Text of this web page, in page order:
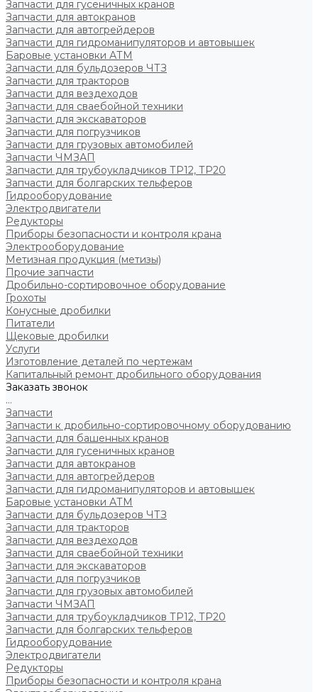
Запчасти для гусеничных кранов
Запчасти для автокранов
Запчасти для автогрейдеров
Запчасти для гидроманипуляторов и автовышек
Баровые установки АТМ
Запчасти для бульдозеров ЧТЗ
Запчасти для тракторов
Запчасти для вездеходов
Запчасти для сваебойной техники
Запчасти для экскаваторов
Запчасти для погрузчиков
Запчасти для грузовых автомобилей
Запчасти ЧМЗАП
Запчасти для трубоукладчиков ТР12, ТР20
Запчасти для болгарских тельферов
Гидрооборудование
Электродвигатели
Редукторы
Приборы безопасности и контроля крана
Электрооборудование
Метизная продукция (метизы)
Прочие запчасти
Дробильно-сортировочное оборудование
Грохоты
Конусные дробилки
Питатели
Щековые дробилки
Услуги
Изготовление деталей по чертежам
Капитальный ремонт дробильного оборудования
Заказать звонок
...
Запчасти
Запчасти к дробильно-сортировочному оборудованию
Запчасти для башенных кранов
Запчасти для гусеничных кранов
Запчасти для автокранов
Запчасти для автогрейдеров
Запчасти для гидроманипуляторов и автовышек
Баровые установки АТМ
Запчасти для бульдозеров ЧТЗ
Запчасти для тракторов
Запчасти для вездеходов
Запчасти для сваебойной техники
Запчасти для экскаваторов
Запчасти для погрузчиков
Запчасти для грузовых автомобилей
Запчасти ЧМЗАП
Запчасти для трубоукладчиков ТР12, ТР20
Запчасти для болгарских тельферов
Гидрооборудование
Электродвигатели
Редукторы
Приборы безопасности и контроля крана